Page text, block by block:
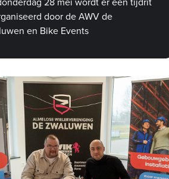
28 mei wordt er een tijdrit
door de AWV de
en Bike Events